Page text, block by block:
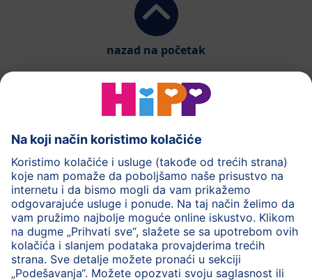
nazad na početak
HiPP mliječna formula
HiPP Hrana za bebe
HiPP za djecu
HiPP Njega HiPP tokom trudnoće
Pravila o privatnosti
Uslovi korišćenja
Impresum
Više o HiPP-u Kontakt